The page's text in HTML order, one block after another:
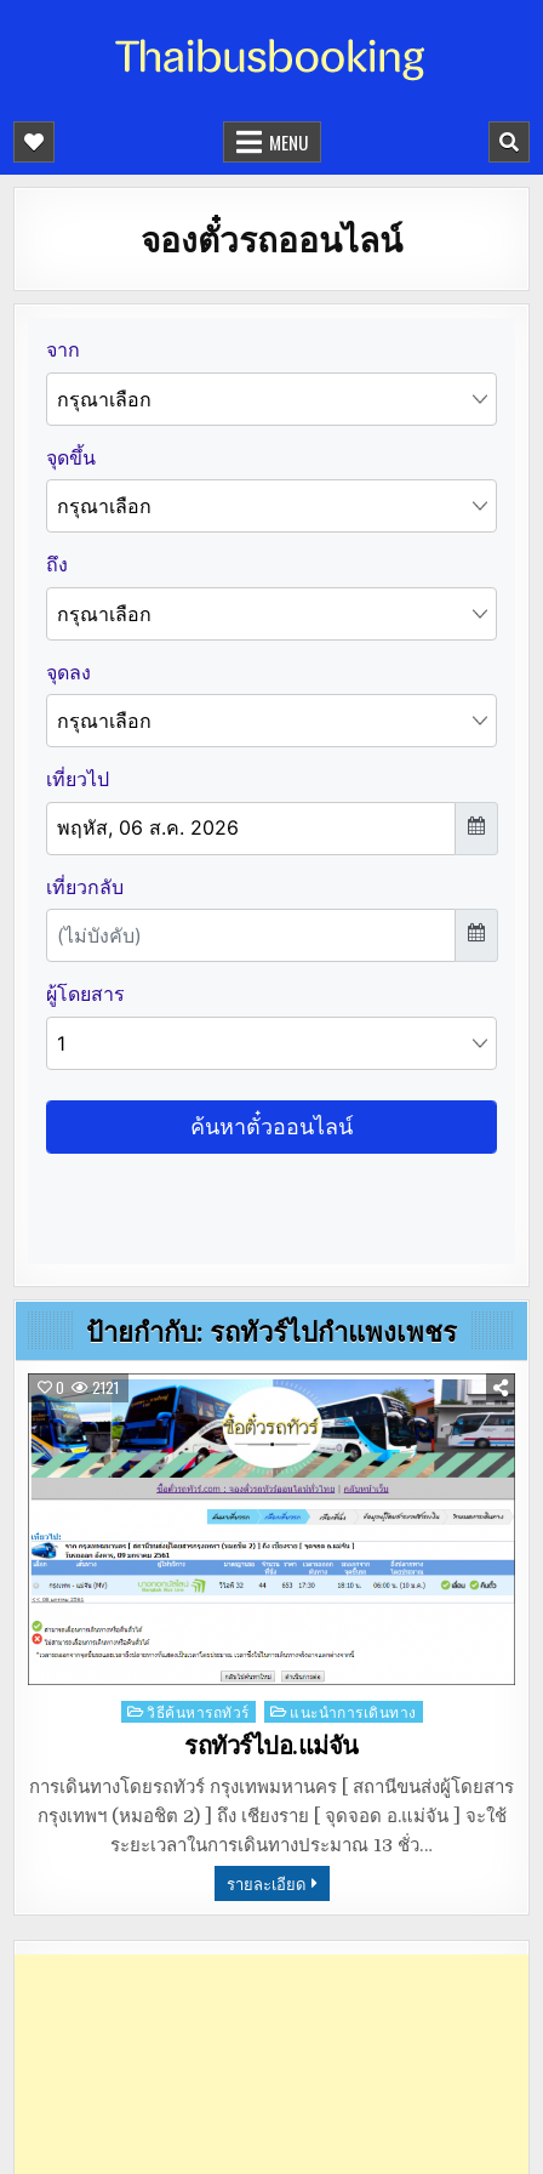
จองตั๋วรถออนไลน์ 24 ชั่วโมง
MENU
จองตั๋วรถออนไลน์
ป้ายกำกับ: รถทัวร์ไปกำแพงเพชร
0 2121
Posted
วิธีค้นหารถทัวร์ แนะนำการเดินทาง
รถทัวร์ไปอ.แม่จัน
การเดินทางโดยรถทัวร์ กรุงเทพมหานคร [ สถานีขนส่งผู้โดยสาร
กรุงเทพฯ (หมอชิต 2) ] ถึง เชียงราย [ จุดจอด อ.แม่จัน ] จะใช้
ระยะเวลาในการเดินทางประมาณ 13 ชั่ว…
รายละเอียด